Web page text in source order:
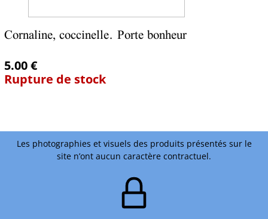
Cornaline, coccinelle. Porte bonheur
5.00 €
Rupture de stock
Les photographies et visuels des produits présentés sur le
site n’ont aucun caractère contractuel.